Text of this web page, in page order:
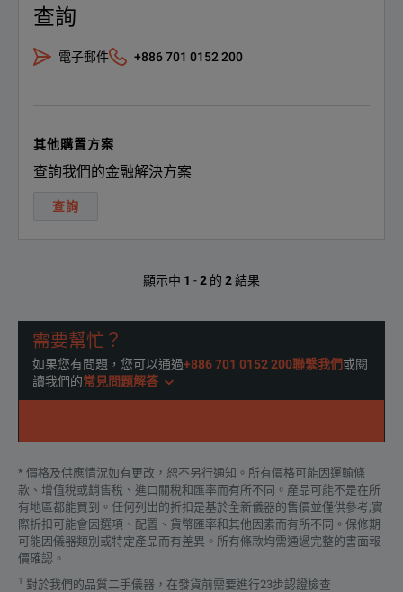
查詢
電子郵件 +886 701 0152 200
其他購置方案
查詢我們的金融解決方案
查詢
顯示中 1 -2 的 2結果
需要幫忙？
如果您有問題，您可以通過+886 701 0152 200聯繫我們或閱
讀我們的常見問題解答
* 價格及供應情況如有更改，恕不另行通知。所有價格可能因運輸條
款、增值稅或銷售稅、進口關稅和匯率而有所不同。產品可能不是在所
有地區都能買到。任何列出的折扣是基於全新儀器的售價並僅供參考;實
際折扣可能會因選項、配置、貨幣匯率和其他因素而有所不同。保修期
可能因儀器類別或特定產品而有差異。所有條款均需通過完整的書面報
價確認。
1 對於我們的品質二手儀器，在發貨前需要進行23步認證檢查
RP5925A
RP5926A
RP5935A
RP5936A
SPECIFICATIONS
RP5900 Series Regenerative DC Power Supplies
PW9252A
PW9253A PathWave
RP5903C Parallel kit
RP5904C Rack-
RP5905C